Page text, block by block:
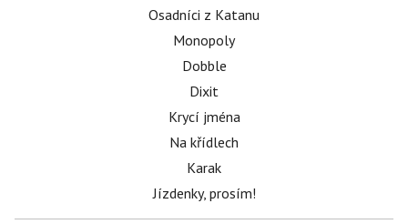
Osadníci z Katanu
Monopoly
Dobble
Dixit
Krycí jména
Na křídlech
Karak
Jízdenky, prosím!